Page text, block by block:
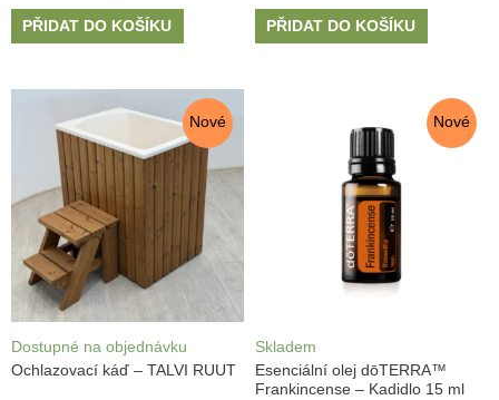
PŘIDAT DO KOŠÍKU PŘIDAT DO KOŠÍKU
Nové
Dostupné na objednávku
Ochlazovací káď – TALVI RUUT
Nové
Skladem
Esenciální olej dōTERRA™
Frankincense – Kadidlo 15 ml